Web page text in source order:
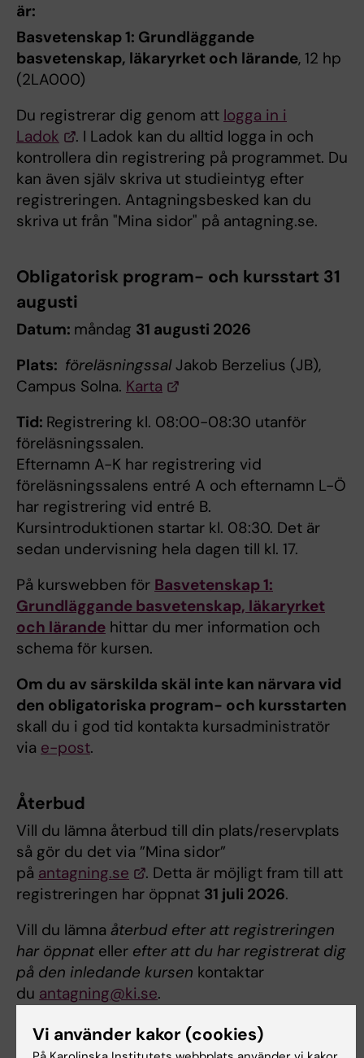
är:
Basvetenskap 1: Grundläggande
basvetenskap, läkaryrket och lärande, 12 hp
(2LA000)
Du registrerar dig genom att logga in i
Ladok
. I Ladok kan du alltid logga in och
kontrollera din registrering på programmet. Du
kan även själv skriva ut studieintyg efter
registreringen. Antagningsbesked kan du
skriva ut från "Mina sidor" på antagning.se.
Obligatorisk program- och kursstart 31
augusti
Datum: måndag 31 augusti 2026
Plats: föreläsningssal Jakob Berzelius (JB),
Campus Solna. Karta
Tid: Registrering kl. 08:00-08:30 utanför
föreläsningssalen.
Efternamn A-K har registrering vid
föreläsningssalens entré A och efternamn L-Ö
har registrering vid entré B.
Kursintroduktionen startar kl. 08:30. Det är
sedan undervisning hela dagen till kl. 17.
På kurswebben för Basvetenskap 1:
Grundläggande basvetenskap, läkaryrket
och lärande hittar du mer information och
schema för kursen.
Om du av särskilda skäl inte kan närvara vid
den obligatoriska program- och kursstarten
skall du i god tid kontakta kursadministratör
via e-post.
Återbud
Vill du lämna återbud till din plats/reservplats
så gör du det via ”Mina sidor”
på antagning.se
. Detta är möjligt fram till att
registreringen har öppnat 31 juli 2026.
Vill du lämna återbud efter att registreringen
har öppnat eller efter att du har registrerat dig
på den inledande kursen kontaktar
du antagning@ki.se.
Anstånd
Vi använder kakor (cookies)